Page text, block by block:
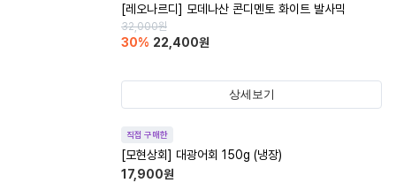
[레오나르디] 모데나산 콘디멘토 화이트 발사믹
32,000원
30% 22,400원
상세보기
직접 구매한
[모현상회] 대광어회 150g (냉장)
17,900원